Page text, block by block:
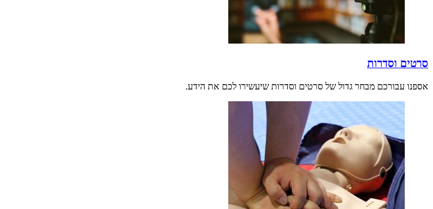
סרטים וסדרות
אספנו עבורכם מבחר גדול של סרטים וסדרות שיעשירו לכם את הידע.